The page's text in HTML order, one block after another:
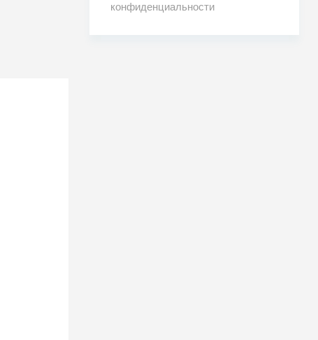
конфиденциальности